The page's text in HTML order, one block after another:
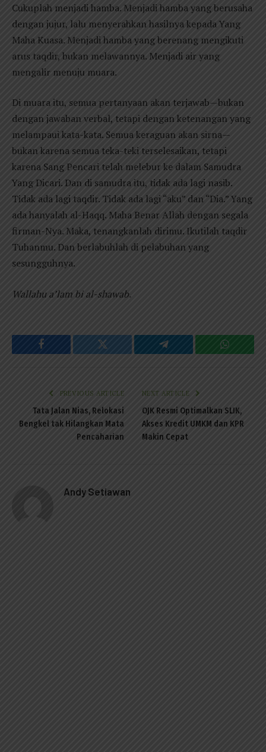
Cukuplah menjadi hamba. Menjadi hamba yang berusaha
dengan jujur, lalu menyerahkan hasilnya kepada Yang
Maha Kuasa. Menjadi hamba yang berenang mengikuti
arus taqdir, bukan melawannya. Menjadi air yang
mengalir menuju muara.
Di muara itu, semua pertanyaan akan terjawab—bukan
dengan jawaban verbal, tetapi dengan ketenangan yang
melampaui kata-kata. Semua keraguan akan sirna—
bukan karena semua teka-teki terselesaikan, tetapi
karena Sang Pencari telah melebur ke dalam Samudra
Yang Dicari. Dan di samudra itu, tidak ada lagi nasib.
Tidak ada lagi taqdir. Tidak ada lagi “aku” dan “Dia.” Yang
ada hanyalah al-Haqq. Maha Benar Allah dengan segala
firman-Nya. Maka, tenangkanlah dirimu. Ikutilah taqdir
Tuhanmu. Dan berlabuhlah di pelabuhan yang
sesungguhnya.
Wallahu a’lam bi al-shawab.
Facebook Twitter Telegram
PREVIOUS ARTICLE
Tata Jalan Nias, Relokasi
Bengkel tak Hilangkan Mata
Pencaharian
NEXT ARTICLE
OJK Resmi Optimalkan SLIK,
Akses Kredit UMKM dan KPR
Makin Cepat
Andy Setiawan